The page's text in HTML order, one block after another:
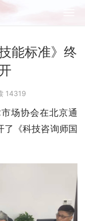
能标准》终
14319
场协会在北京通
《科技咨询师国